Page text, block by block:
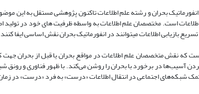
بحران و رشته علم اطلاعات تاکنون پژوهشی مستقل به این
است. مختصصان علم اطلاعات به واسطه ظرفیت­ های خود در تولید
بازیابی اطلاعات می­توانند در انفورماتیک بحران نقش اساسی ایفا
که نقش متخصصان علم اطلاعات در مواقع بحران یا قبل از بحران
آسیب‌ها در برخورد با بحران را روشن می‌کند. با ظهور فناوری و رونق
شبکه‌های اجتماعی در انتقال اطلاعات «درست» به فرد «درست» در